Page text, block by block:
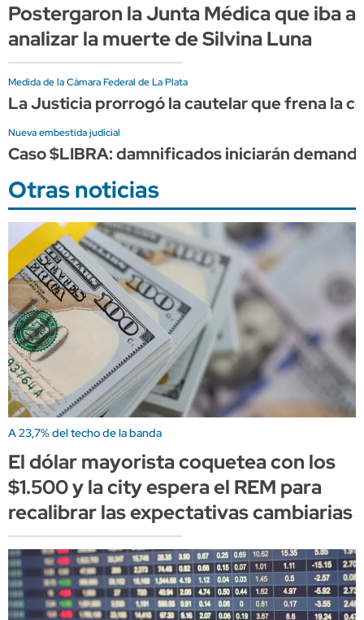
Postergaron la Junta Médica que iba a
analizar la muerte de Silvina Luna
Medida de la Cámara Federal de La Plata
La Justicia prorrogó la cautelar que frena la
Nueva embestida judicial
Caso $LIBRA: damnificados iniciarán
Otras noticias
A 23,7% del techo de la banda
El dólar mayorista coquetea con los
$1.500 y la city espera el REM para
recalibrar las expectativas cambiarias